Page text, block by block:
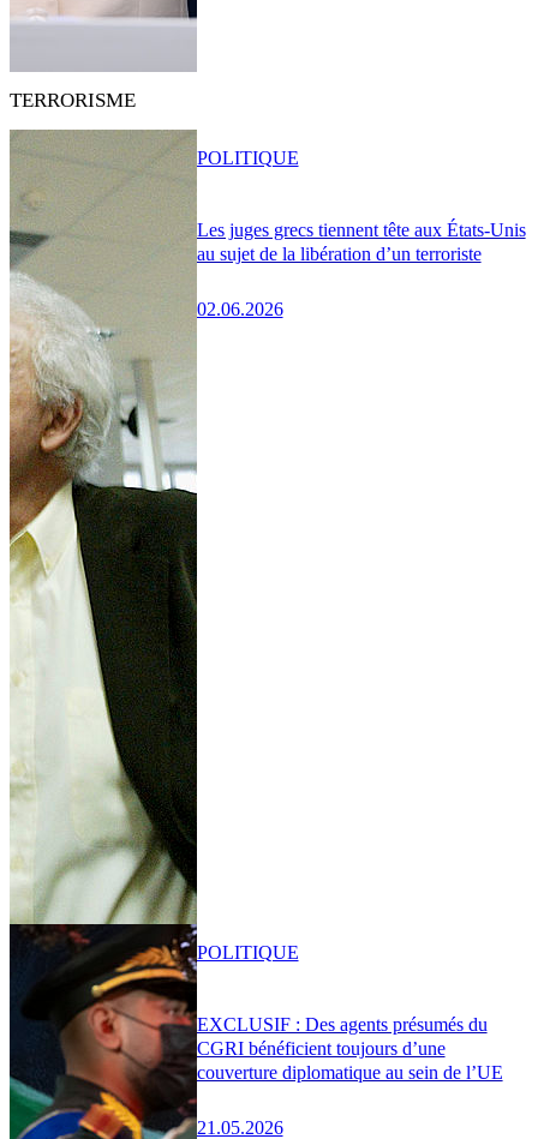
TERRORISME
Les juges grecs tiennent tête aux États-Unis
au sujet de la libération d’un terroriste
02.06.2026
POLITIQUE
EXCLUSIF : Des agents présumés du
CGRI bénéficient toujours d’une
couverture diplomatique au sein de l’UE
21.05.2026
POLITIQUE